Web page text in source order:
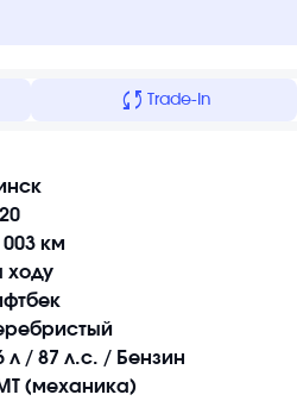
sync Trade-In
003 км
ходу
л / 87 л.с. / Бензин
(механика)